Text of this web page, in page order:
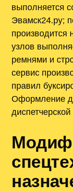
выполняется
Эвамск24.ру;
производится
узлов
ремнями и
сервис
правил
Оформление